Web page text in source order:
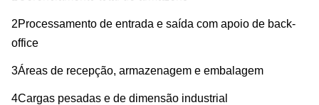
2Processamento de entrada e saída com apoio de back-
office
3Áreas de recepção, armazenagem e embalagem
4Cargas pesadas e de dimensão industrial